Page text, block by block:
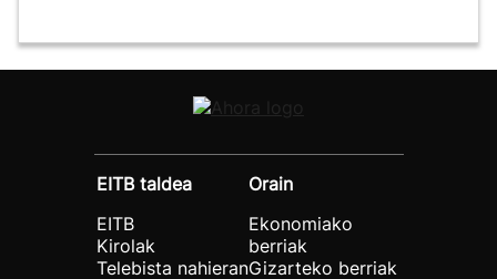
EITB taldea
EITB
Kirolak
Telebista nahieran
Orain
Ekonomiako
berriak
Gizarteko berriak